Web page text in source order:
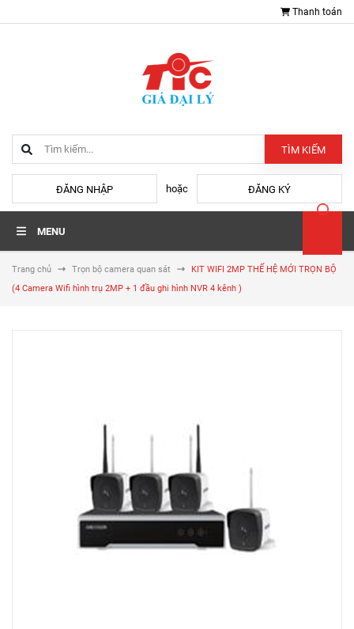
Thanh toán
TÌM KIẾM
ĐĂNG NHẬP hoặc ĐĂNG KÝ
MENU
Trang chủ Trọn bộ camera quan sát
KIT WIFI 2MP THẾ HỆ MỚI TRỌN BỘ
(4 Camera Wifi hình trụ 2MP + 1 đầu ghi hình NVR 4 kênh )